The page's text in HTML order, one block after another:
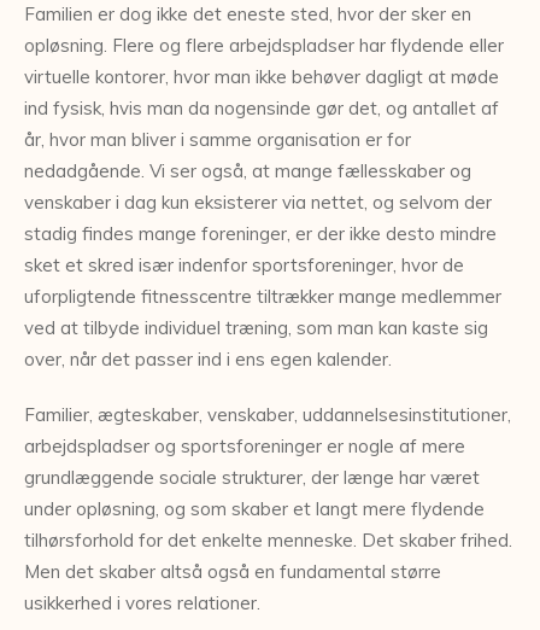
Familien er dog ikke det eneste sted, hvor der sker en
opløsning. Flere og flere arbejdspladser har flydende eller
virtuelle kontorer, hvor man ikke behøver dagligt at møde
ind fysisk, hvis man da nogensinde gør det, og antallet af
år, hvor man bliver i samme organisation er for
nedadgående. Vi ser også, at mange fællesskaber og
venskaber i dag kun eksisterer via nettet, og selvom der
stadig findes mange foreninger, er der ikke desto mindre
sket et skred især indenfor sportsforeninger, hvor de
uforpligtende fitnesscentre tiltrækker mange medlemmer
ved at tilbyde individuel træning, som man kan kaste sig
over, når det passer ind i ens egen kalender.
Familier, ægteskaber, venskaber, uddannelsesinstitutioner,
arbejdspladser og sportsforeninger er nogle af mere
grundlæggende sociale strukturer, der længe har været
under opløsning, og som skaber et langt mere flydende
tilhørsforhold for det enkelte menneske. Det skaber frihed.
Men det skaber altså også en fundamental større
usikkerhed i vores relationer.